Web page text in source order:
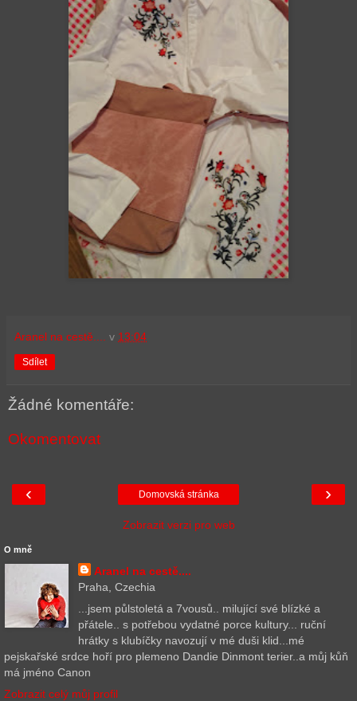
Aranel na cestě.... v 13:04
Sdílet
Žádné komentáře:
Okomentovat
‹ ›
Domovská stránka
Zobrazit verzi pro web
O mně
Aranel na cestě....
Praha, Czechia
...jsem půlstoletá a 7vousů.. milující své blízké a
přátele.. s potřebou vydatné porce kultury... ruční
hrátky s klubíčky navozují v mé duši klid...mé
pejskařské srdce hoří pro plemeno Dandie Dinmont terier..a můj kůň
má jméno Canon
Zobrazit celý můj profil